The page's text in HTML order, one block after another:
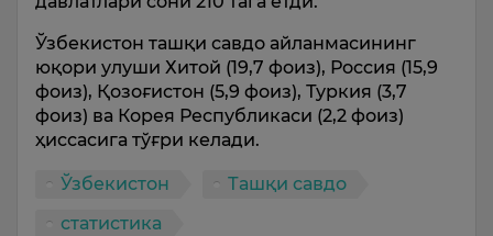
Ўзбекистон ташқи савдо айланмасининг
юқори улуши Хитой (19,7 фоиз), Россия (15,9
фоиз), Қозоғистон (5,9 фоиз), Туркия (3,7
фоиз) ва Корея Республикаси (2,2 фоиз)
ҳиссасига тўғри келади.
Ўзбекистон
Ташқи савдо
статистика